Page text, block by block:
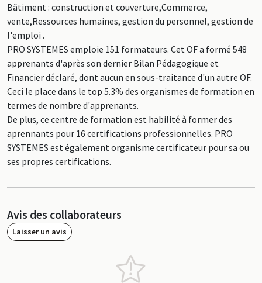
Bâtiment : construction et couverture,Commerce,
vente,Ressources humaines, gestion du personnel, gestion de
l'emploi .
PRO SYSTEMES emploie 151 formateurs. Cet OF a formé 548
apprenants d'après son dernier Bilan Pédagogique et
Financier déclaré, dont aucun en sous-traitance d'un autre OF.
Ceci le place dans le top 5.3% des organismes de formation en
termes de nombre d'apprenants.
De plus, ce centre de formation est habilité à former des
aprennants pour 16 certifications professionnelles. PRO
SYSTEMES est également organisme certificateur pour sa ou
ses propres certifications.
Avis des collaborateurs
Laisser un avis